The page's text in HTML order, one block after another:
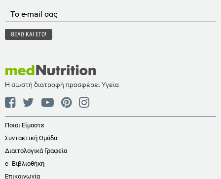
Η σωστή διατροφή προσφέρει Υγεία
Ποιοι Είμαστε
Συντακτική Ομάδα
Διαιτολογικά Γραφεία
e- Βιβλιοθήκη
Επικοινωνία